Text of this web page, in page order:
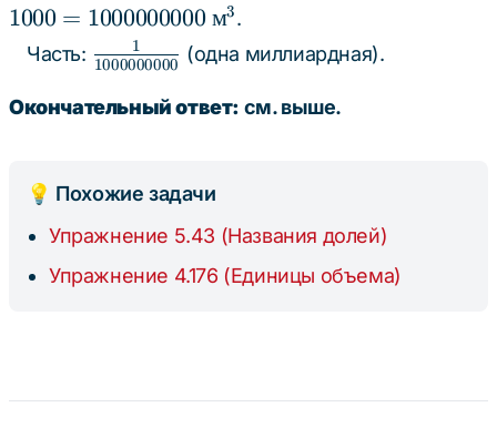
\cdot
\text{
м}^3
1000 = 1000000000 м3.
Часть: \frac{1}
{1 000
000
1000000000
1 (одна миллиардная).
Окончательный ответ: см. выше.
💡 Похожие задачи
Упражнение 5.43 (Названия долей)
Упражнение 4.176 (Единицы объема)